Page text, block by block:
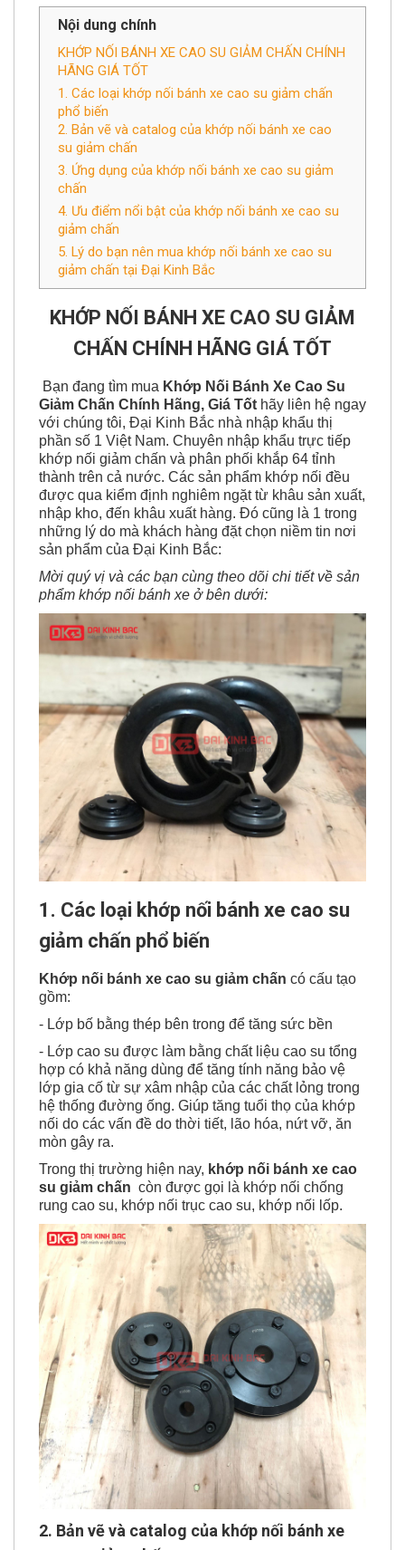
Nội dung chính
KHỚP NỐI BÁNH XE CAO SU GIẢM CHẤN CHÍNH
HÃNG GIÁ TỐT
1. Các loại khớp nối bánh xe cao su giảm chấn
phổ biến
2. Bản vẽ và catalog của khớp nối bánh xe cao
su giảm chấn
3. Ứng dụng của khớp nối bánh xe cao su giảm
chấn
4. Ưu điểm nổi bật của khớp nối bánh xe cao su
giảm chấn
5. Lý do bạn nên mua khớp nối bánh xe cao su
giảm chấn tại Đại Kinh Bắc
KHỚP NỐI BÁNH XE CAO SU GIẢM
CHẤN CHÍNH HÃNG GIÁ TỐT
Bạn đang tìm mua Khớp Nối Bánh Xe Cao Su
Giảm Chấn Chính Hãng, Giá Tốt hãy liên hệ ngay
với chúng tôi, Đại Kinh Bắc nhà nhập khẩu thị
phần số 1 Việt Nam. Chuyên nhập khẩu trực tiếp
khớp nối giảm chấn và phân phối khắp 64 tỉnh
thành trên cả nước. Các sản phẩm khớp nối đều
được qua kiểm định nghiêm ngặt từ khâu sản xuất,
nhập kho, đến khâu xuất hàng. Đó cũng là 1 trong
những lý do mà khách hàng đặt chọn niềm tin nơi
sản phẩm của Đại Kinh Bắc:
Mời quý vị và các bạn cùng theo dõi chi tiết về sản
phẩm khớp nối bánh xe ở bên dưới:
1. Các loại khớp nối bánh xe cao su
giảm chấn phổ biến
Khớp nối bánh xe cao su giảm chấn có cấu tạo
gồm:
- Lớp bố bằng thép bên trong để tăng sức bền
- Lớp cao su được làm bằng chất liệu cao su tổng
hợp có khả năng dùng để tăng tính năng bảo vệ
lớp gia cố từ sự xâm nhập của các chất lỏng trong
hệ thống đường ống. Giúp tăng tuổi thọ của khớp
nối do các vấn đề do thời tiết, lão hóa, nứt vỡ, ăn
mòn gây ra.
Trong thị trường hiện nay, khớp nối bánh xe cao
su giảm chấn còn được gọi là khớp nối chống
rung cao su, khớp nối trục cao su, khớp nối lốp.
2. Bản vẽ và catalog của khớp nối bánh xe